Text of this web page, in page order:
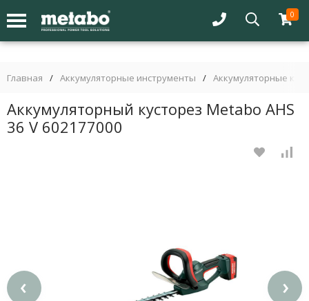
0
Главная / Аккумуляторные инструменты / Аккумуляторные
Аккумуляторный кусторез Metabo AHS
36 V 602177000
‹ ›